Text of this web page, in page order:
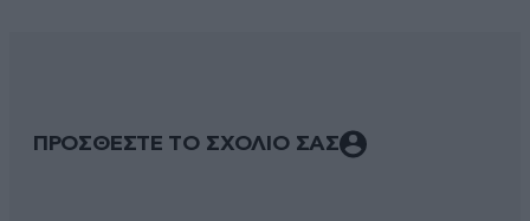
ΠΡΟΣΘΕΣΤΕ ΤΟ ΣΧΟΛΙΟ ΣΑΣ